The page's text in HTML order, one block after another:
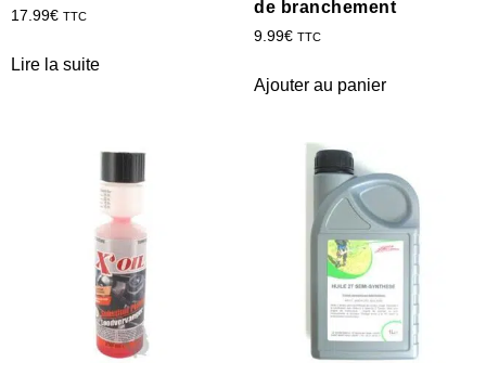
17.99€ TTC
Lire la suite
de branchement
9.99€ TTC
Ajouter au panier